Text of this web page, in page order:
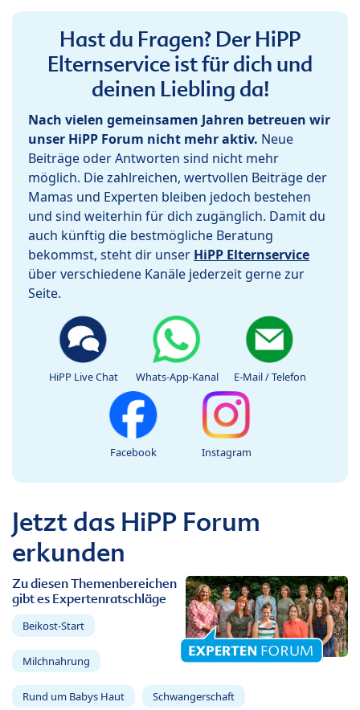
Hast du Fragen? Der HiPP
Elternservice ist für dich und
deinen Liebling da!
Nach vielen gemeinsamen Jahren betreuen wir
unser HiPP Forum nicht mehr aktiv. Neue
Beiträge oder Antworten sind nicht mehr
möglich. Die zahlreichen, wertvollen Beiträge der
Mamas und Experten bleiben jedoch bestehen
und sind weiterhin für dich zugänglich. Damit du
auch künftig die bestmögliche Beratung
bekommst, steht dir unser HiPP Elternservice
über verschiedene Kanäle jederzeit gerne zur
Seite.
HiPP Live Chat Whats-App-Kanal E-Mail / Telefon
Facebook Instagram
Jetzt das HiPP Forum
erkunden
Zu diesen Themenbereichen
gibt es Expertenratschläge
Beikost-Start
Milchnahrung
Rund um Babys Haut Schwangerschaft